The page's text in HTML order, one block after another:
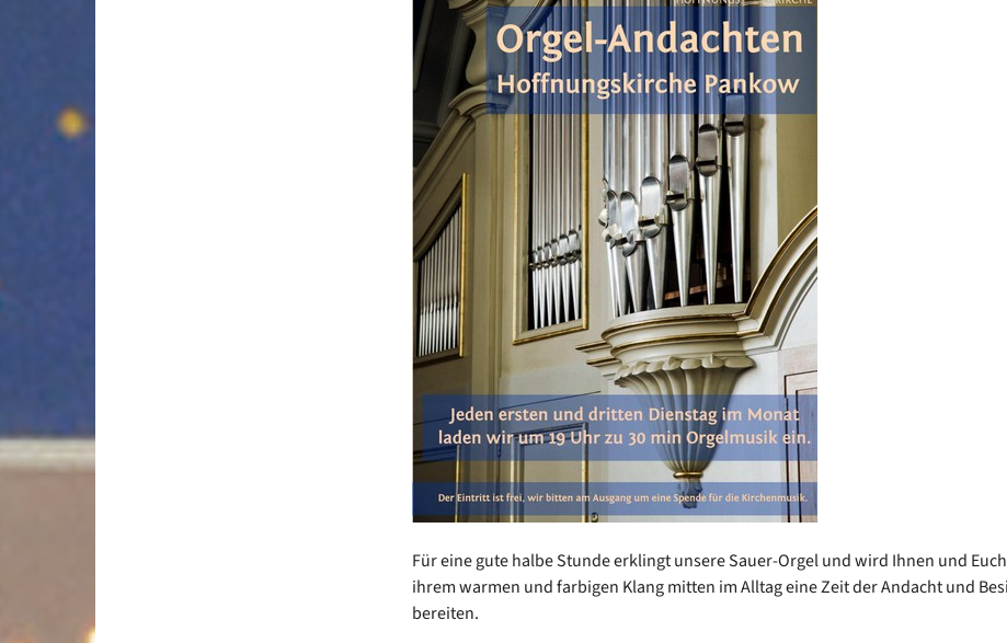
Für eine gute halbe Stunde erklingt unsere Sauer-Orgel und wird Ihnen und
ihrem warmen und farbigen Klang mitten im Alltag eine Zeit der Andacht und
bereiten.